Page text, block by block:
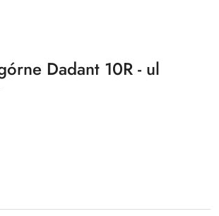
Dadant 10R - ul